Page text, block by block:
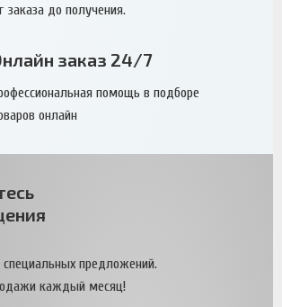
заказа до получения.
заказ 24/7
помощь в подборе
онлайн
специальных предложений.
каждый месяц!